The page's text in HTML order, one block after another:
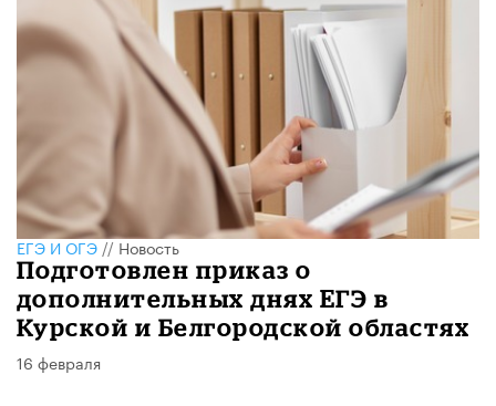
ЕГЭ И ОГЭ//Новость
Подготовлен приказ о
дополнительных днях ЕГЭ в
Курской и Белгородской областях
16 февраля